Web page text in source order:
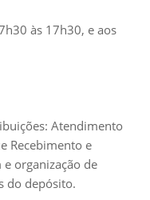
às 17h30, e aos
Atendimento
Recebimento e
organização de
do depósito.